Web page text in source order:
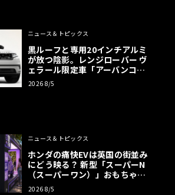
ニュース＆トピックス
黒ルーフと専用20インチアルミ
が放つ陰影。レンジローバー ヴ
ェラール限定車「アーバンコン
トラスト・エディション」登場
2026 8/5
ニュース＆トピックス
ホンダの痛快EVは英国の街並み
にどう映る？ 新型「スーパーN
（スーパーワン）」おもちゃ箱
ツアーの全貌
2026 8/5